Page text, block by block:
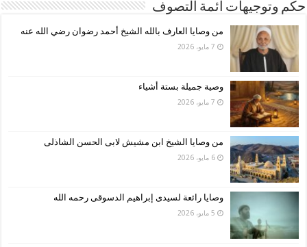
حكم وتوجيهات ائمة التصوف
من وصايا العارف بالله الشيخ أحمد رضوان رضي الله عنه
7 مايو، 2026
وصية جميلة بستة أشياء
7 مايو، 2026
من وصايا الشيخ ابن مشيش لابى الحسن الشاذلى
6 مايو، 2026
وصايا رائعة لسيدى إبراهيم الدسوقى رحمه الله
5 مايو، 2026